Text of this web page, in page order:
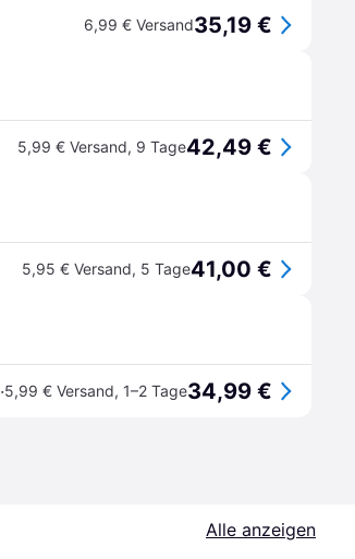
6,99 € Versand35,19 €
5,99 € Versand, 9 Tage42,49 €
5,95 € Versand, 5 Tage41,00 €
·5,99 € Versand, 1–2 Tage34,99 €
Alle anzeigen